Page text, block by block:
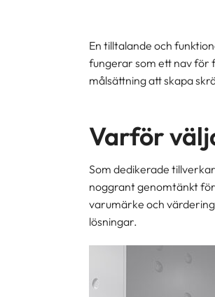
En tilltalande och
fungerar som ett nav för
målsättning att skapa
Varför
Som dedikerade
noggrant genomtänkt
varumärke och
lösningar.